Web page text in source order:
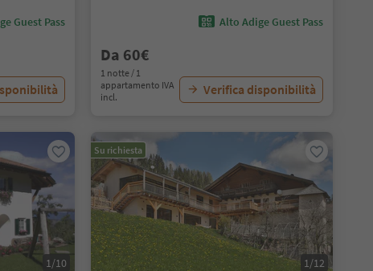
Guest Pass Alto Adige Guest Pass
Da 60€
1 notte / 1
appartamento IVA
incl.
Verifica disponibilità
1/10
Su richiesta
1/12